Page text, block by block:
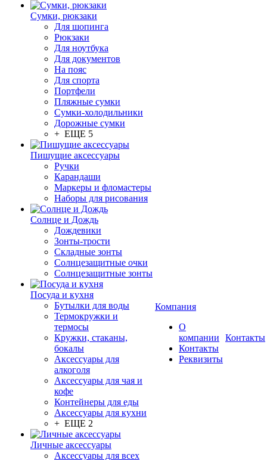
Сумки, рюкзаки
Для шопинга
Рюкзаки
Для ноутбука
Для документов
На пояс
Для спорта
Портфели
Пляжные сумки
Сумки-холодильники
Дорожные сумки
+ ЕЩЕ 5
Пишущие аксессуары
Ручки
Карандаши
Маркеры и фломастеры
Наборы для рисования
Солнце и Дождь
Дождевики
Зонты-трости
Складные зонты
Солнцезащитные очки
Солнцезащитные зонты
Посуда и кухня
Бутылки для воды
Термокружки и
термосы
Кружки, стаканы,
бокалы
Аксессуары для
алкоголя
Аксессуары для чая и
кофе
Контейнеры для еды
Аксессуары для кухни
+ ЕЩЕ 2
Личные аксессуары
Аксессуары для всех
Компания
О
компании
Контакты
Реквизиты
Контакты